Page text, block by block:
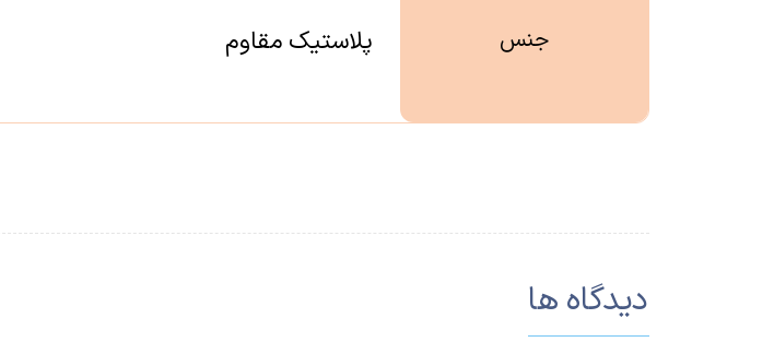
جنس پلاستیک مقاوم
دیدگاه ها